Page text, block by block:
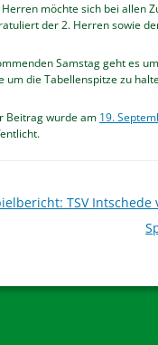
Herren möchte sich bei allen
der 2. Herren sowie
Samstag geht es
um die Tabellenspitze zu
Beitrag wurde am 19.
TSV Intschede